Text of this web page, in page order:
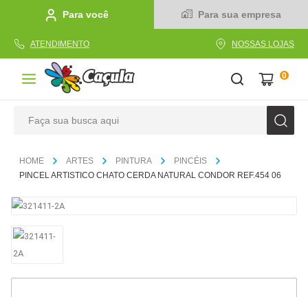
Para você Para sua empresa
ATENDIMENTO NOSSAS LOJAS
0
ARTES PINTURA
PINCÉIS
PINCEL ARTISTICO CHATO CERDA NATURAL CONDOR REF.454 06
1º caderno
2